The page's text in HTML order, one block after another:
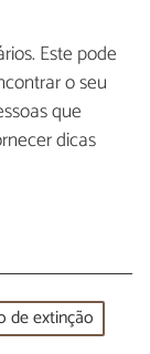
Este pode
o seu
que
dicas
de extinção